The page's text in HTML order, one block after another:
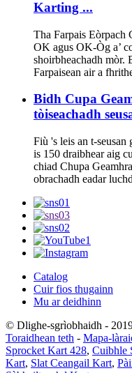
Karting ...
Tha Farpais Eòrpach
OK agus OK-Òg a’
shoirbheachadh mòr.
Farpaisean air a
Bidh Cupa
tòiseachadh
Fiù 's leis an t-
is 150 draibhear aig
chiad Chupa
obrachadh eadar
Catalog
Cuir fios thugainn
Mu ar deidhinn
© Dlighe-sgrìobhaidh -
Toraidhean teth - Mapa-
Sprocket Kart 428, Cuibhle
Kart, Slat Ceangail Kart,